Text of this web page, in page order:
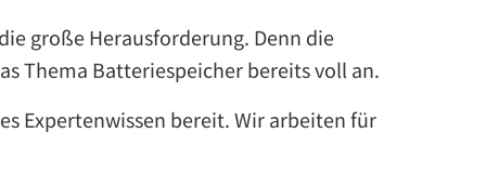
große Herausforderung. Denn die
Thema Batteriespeicher bereits voll an.
Expertenwissen bereit. Wir arbeiten für